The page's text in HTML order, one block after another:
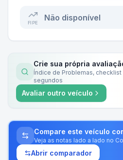
FIPE
Não disponível
Crie sua própria
Índice de Problemas,
segundos
Avaliar outro veículo
Compare este veículo
Veja as notas lado a lado no
Abrir comparador